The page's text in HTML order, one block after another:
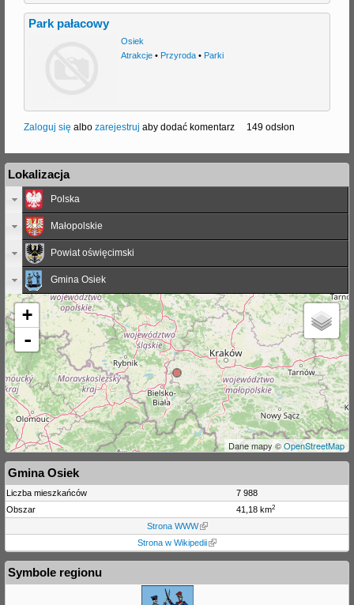
Park pałacowy
Osiek
Atrakcje• Przyroda• Parki
Zaloguj się albo zarejestruj aby dodać komentarz 149 odsłon
Lokalizacja
Polska
Małopolskie
Powiat oświęcimski
Gmina Osiek
+
-
Dane mapy ©OpenStreetMap
Gmina Osiek
Liczba mieszkańców
7 988
Obszar
41,18 km2
Strona WWW
Strona w Wikipedii
Symbole regionu